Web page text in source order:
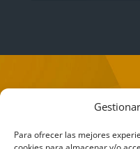
Para ofrecer las mejores